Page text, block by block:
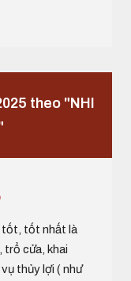
theo "NHI
tốt, tốt nhất là
trổ cửa, khai
thủy lợi ( như